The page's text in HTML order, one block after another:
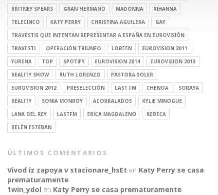
BRITNEY SPEARS
GRAN HERMANO MADONNA
RIHANNA
TELECINCO
KATY PERRY CHRISTINA AGUILERA
GAY
TRAVESTIS QUE INTENTAN REPRESENTAR A ESPAÑA EN EUROVISIÓN
TRAVESTI
OPERACIÓN TRIUNFO LOREEN
EUROVISION 2011
YURENA
TOP SPOTIFY EUROVISION 2014
EUROVISION 2013
REALITY SHOW
RUTH LORENZO
PASTORA SOLER
EUROVISION 2012
PRESELECCIÓN LAST FM CHENOA
SORAYA
REALITY
SONIA MONROY ACORRALADOS
KYLIE MINOGUE
LANA DEL REY
LASTFM ERICA MAGDALENO
REBECA
BELÉN ESTEBAN
ÚLTIMOS COMENTARIOS
Vivod iz zapoya v stacionare_hsEt en Katy Perry se casa
prematuramente
1win_ydol en Katy Perry se casa prematuramente